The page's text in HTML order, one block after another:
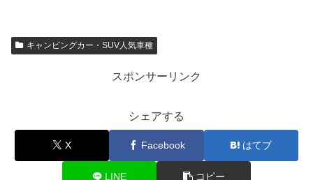
キャンピングカー・SUV人気車種
スポンサーリンク
シェアする
X Facebook はてブ
LINE コピー